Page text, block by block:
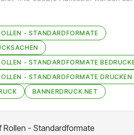
- STANDARDFORMATE
- STANDARDFORMATE
- STANDARDFORMATE DRUCKEN
BANNERDRUCK.NET